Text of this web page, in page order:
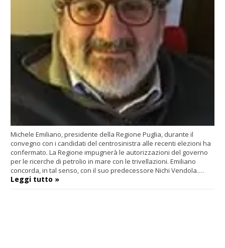
Michele Emiliano, presidente della Regione Puglia, durante il
convegno con i candidati del centrosinistra alle recenti elezioni ha
confermato. La Regione impugnerà le autorizzazioni del governo
per le ricerche di petrolio in mare con le trivellazioni. Emiliano
concorda, in tal senso, con il suo predecessore Nichi Vendola.…
Leggi tutto »